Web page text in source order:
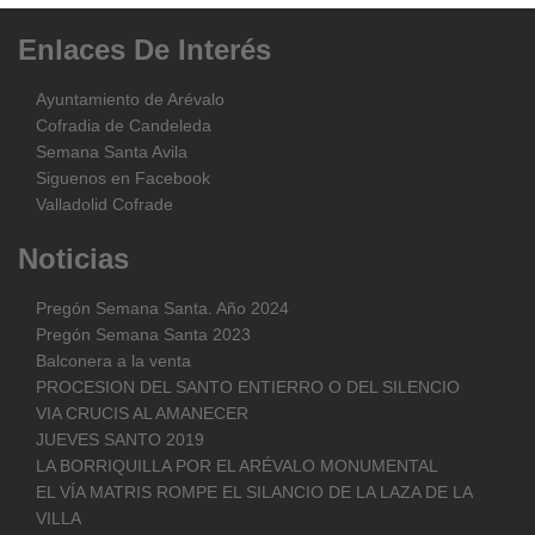
Enlaces De Interés
Ayuntamiento de Arévalo
Cofradia de Candeleda
Semana Santa Avila
Siguenos en Facebook
Valladolid Cofrade
Noticias
Pregón Semana Santa. Año 2024
Pregón Semana Santa 2023
Balconera a la venta
PROCESION DEL SANTO ENTIERRO O DEL SILENCIO
VIA CRUCIS AL AMANECER
JUEVES SANTO 2019
LA BORRIQUILLA POR EL ARÉVALO MONUMENTAL
EL VÍA MATRIS ROMPE EL SILANCIO DE LA LAZA DE LA
VILLA